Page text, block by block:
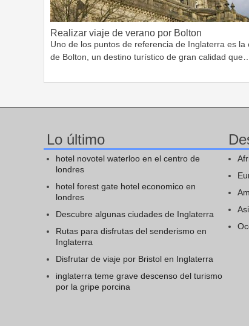
Realizar viaje de verano por Bolton
Uno de los puntos de referencia de Inglaterra es la
de Bolton, un destino turístico de gran calidad que…
Lo último
hotel novotel waterloo en el centro de
londres
hotel forest gate hotel economico en
londres
Descubre algunas ciudades de Inglaterra
Rutas para disfrutas del senderismo en
Inglaterra
Disfrutar de viaje por Bristol en Inglaterra
inglaterra teme grave descenso del turismo
por la gripe porcina